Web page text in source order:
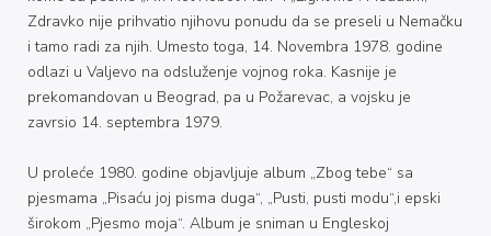
Zdravko nije prihvatio njihovu ponudu da se preseli u Nemačku
i tamo radi za njih. Umesto toga, 14. Novembra 1978. godine
odlazi u Valjevo na odsluženje vojnog roka. Kasnije je
prekomandovan u Beograd, pa u Požarevac, a vojsku je
zavrsio 14. septembra 1979.
U proleće 1980. godine objavljuje album „Zbog tebe“ sa
pjesmama „Pisaću joj pisma duga“, „Pusti, pusti modu“,i epski
širokom „Pjesmo moja“. Album je sniman u Engleskoj